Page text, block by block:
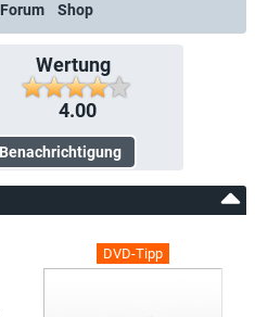
Forum Shop
Wertung
4.00
DVD-Tipp